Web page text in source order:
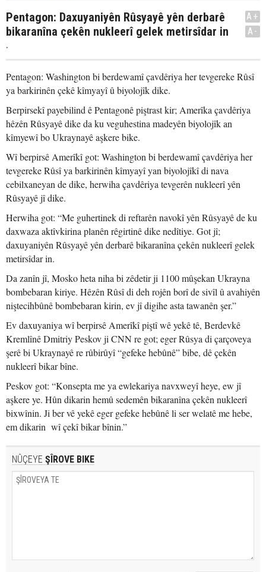
Pentagon: Daxuyaniyên Rûsyayê yên derbarê
bikaranîna çekên nukleerî gelek metirsîdar in
.
A+
A-
Pentagon: Washington bi berdewamî çavdêriya her tevgereke Rûsî
ya barkirinên çekê kîmyayî û biyolojîk dike.
Berpirsekî payebilind ê Pentagonê piştrast kir; Amerîka çavdêriya
hêzên Rûsyayê dike da ku veguhestina madeyên biyolojîk an
kîmyewî bo Ukraynayê aşkere bike.
Wî berpirsê Amerîkî got: Washington bi berdewamî çavdêriya her
tevgereke Rûsî ya barkirinên kîmyayî yan biyolojîkî di nava
cebilxaneyan de dike, herwiha çavdêriya tevgerên nukleerî yên
Rûsyayê jî dike.
Herwiha got: “Me guhertinek di reftarên navokî yên Rûsyayê de ku
daxwaza aktîvkirina planên rêgirtinê dike nedîtiye. Got jî;
daxuyaniyên Rûsyayê yên derbarê bikaranîna çekên nukleerî gelek
metirsîdar in.
Da zanîn jî, Mosko heta niha bi zêdetir ji 1100 mûşekan Ukrayna
bombebaran kiriye. Hêzên Rûsî di deh rojên borî de sivîl û avahiyên
niştecihbûnê bombebaran kirin, ev jî digihe asta tawanên şer.”
Ev daxuyaniya wî berpirsê Amerîkî piştî wê yekê tê, Berdevkê
Kremlînê Dmitriy Peskov ji CNN re got; eger Rûsya di çarçoveya
şerê bi Ukraynayê re rûbirûyî “gefeke hebûnê” bibe, dê çekên
nukleerî bikar bîne.
Peskov got: “Konsepta me ya ewlekariya navxweyî heye, ew jî
aşkere ye. Hûn dikarin hemû sedemên bikaranîna çekên nukleerî
bixwînin. Ji ber vê yekê eger gefeke hebûnê li ser welatê me hebe,
em dikarin wî çekî bikar bînin.”
NÛÇEYE ŞÎROVE BIKE